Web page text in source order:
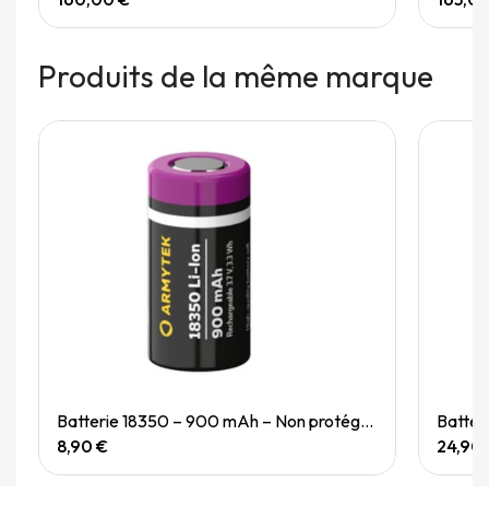
Produits de la même marque
Quick View
Batterie 18350 – 900 mAh – Non protégée
8,90 €
24,90